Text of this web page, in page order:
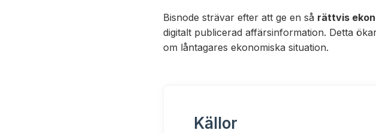
Bisnode strävar efter att ge en så rättvis
digitalt publicerad affärsinformation. Detta
om låntagares ekonomiska situation.
Källor